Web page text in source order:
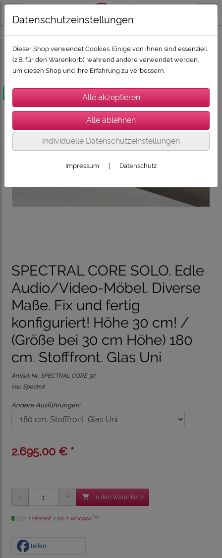
DESIGNER MÖBEL: SPECTRAL, WISSMANN
SPECTRAL Designermöbel Core Solo
SPECTRAL CORE SOLO. Edle
Audio/Video-Möbel. Diverse
Maße. Fix und fertig
konfiguriert! Höhe 30 cm! /
(Größe bei 30 cm Höhe) 180
cm. Stofffront. Glas Uni
Artikel-Nr.: SPECTRAL CORE 30
von Spectral
Andere Ausführungen:
2.695,00 € *
in den Warenkorb
Lieferzeit: 1 bis 2 Wochen [*2]
teilen
Datenschutzeinstellungen
Dieser Shop verwendet Cookies. Einige von ihnen sind essenziell
(z.B. für den Warenkorb), während andere verwendet werden,
um diesen Shop und Ihre Erfahrung zu verbessern.
Individuelle Datenschutzeinstellungen
Impressum Datenschutz